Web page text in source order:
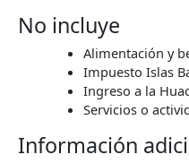
No incluye
Alimentación y
Impuesto Islas
Ingreso a la
Servicios o
Información